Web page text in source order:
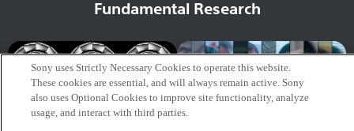
Fundamental Research
Sony uses Strictly Necessary Cookies to operate this website.
These cookies are essential, and will always remain active. Sony
also uses Optional Cookies to improve site functionality, analyze
usage, and interact with third parties.